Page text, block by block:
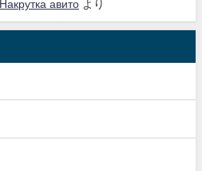
Накрутка авито より